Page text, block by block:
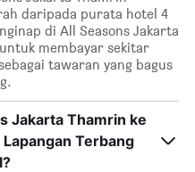
daripada purata hotel 4
di All Seasons Jakarta
membayar sekitar
tawaran yang bagus
Jakarta Thamrin ke
Terbang